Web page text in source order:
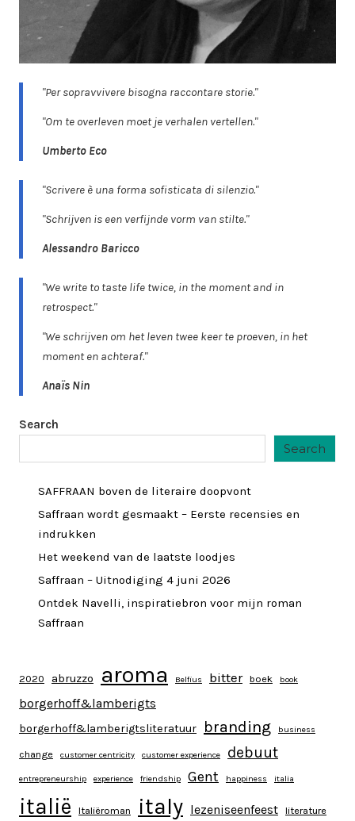
"Per sopravvivere bisogna raccontare storie."
"Om te overleven moet je verhalen vertellen."
Umberto Eco
"Scrivere è una forma sofisticata di silenzio."
"Schrijven is een verfijnde vorm van stilte."
Alessandro Baricco
"We write to taste life twice, in the moment and in
retrospect."
"We schrijven om het leven twee keer te proeven, in het
moment en achteraf."
Anaïs Nin
Search
Search
SAFFRAAN boven de literaire doopvont
Saffraan wordt gesmaakt – Eerste recensies en
indrukken
Het weekend van de laatste loodjes
Saffraan – Uitnodiging 4 juni 2026
Ontdek Navelli, inspiratiebron voor mijn roman
Saffraan
2020 abruzzo aroma Belfius bitter boek book
borgerhoff&lamberigts
borgerhoff&lamberigtsliteratuur branding business
change customer centricity customer experience debuut
entrepreneurship experience friendship Gent happiness italia
italië Italiëroman italy lezeniseenfeest literature